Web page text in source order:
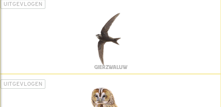
UITGEVLOGEN
GIERZWALUW
UITGEVLOGEN